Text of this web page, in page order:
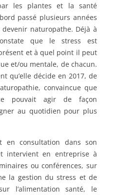
les plantes et la santé
passé plusieurs années
naturopathe. Déjà à
que le stress est
et à quel point il peut
et/ou mentale, de chacun.
qu’elle décide en 2017, de
convaincue que
pouvait agir de façon
au quotidien pour plus
en consultation dans son
intervient en entreprise à
ou conférences, sur
la gestion du stress et de
l’alimentation santé, le